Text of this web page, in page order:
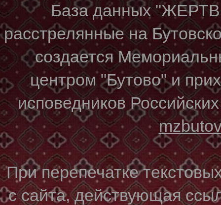
База данных
расстрелянные на
создается
центром "Бутово" и
исповедников
При перепечатке
с сайта, действующая